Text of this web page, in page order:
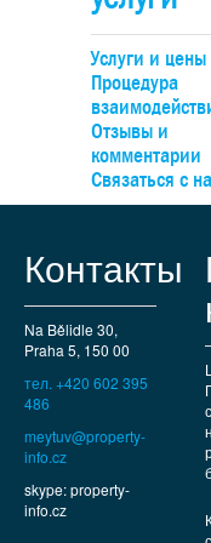
Услуги и цены
Процедура
Отзывы и
комментарии
Связаться с
Контакты
Na Bělidle 30,
Praha 5, 150 00
тел. +420 602 395
486
meytuv@property-
info.cz
skype: property-
info.cz